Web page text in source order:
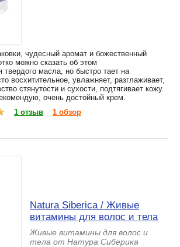
чудесный аромат и божественный
можно сказать об этом
твердого масла, но быстро тает на
восхитительное, увлажняет, разглаживает,
стянутости и сухости, подтягивает кожу.
очень достойный крем.
1 отзыв 1 обзор
Natura Siberica / Живые
витамины для волос и тела
Живые витамины для волос и
тела от Натура Сиберика